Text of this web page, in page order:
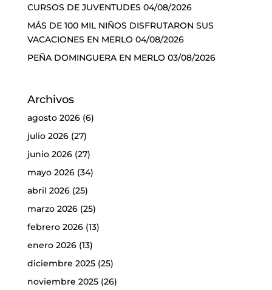
CURSOS DE JUVENTUDES 04/08/2026
MÁS DE 100 MIL NIÑOS DISFRUTARON SUS
VACACIONES EN MERLO 04/08/2026
PEÑA DOMINGUERA EN MERLO 03/08/2026
Archivos
agosto 2026(6)
julio 2026(27)
junio 2026(27)
mayo 2026(34)
abril 2026(25)
marzo 2026(25)
febrero 2026(13)
enero 2026(13)
diciembre 2025(25)
noviembre 2025(26)